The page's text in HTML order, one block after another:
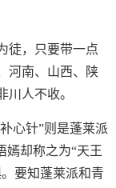
徒，只要带一点
河南、山西、陕
川人不收。
心针”则是蓬莱派
嫣却称之为“天王
要知蓬莱派和青